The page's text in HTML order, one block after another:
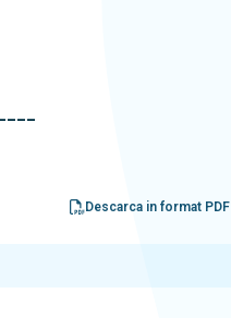
Descarca in format PDF